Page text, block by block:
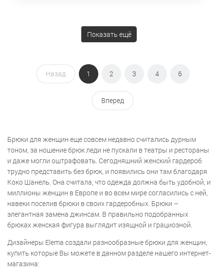
Показать ещё
Назад 1 2 3 4 6
Вперед
Брюки для женщин еще совсем недавно считались дурным
тоном, за ношение брюк леди не пускали в театры и рестораны
и даже могли оштрафовать. Сегодняшний женский гардероб
трудно представить без брюк, и появились они там благодаря
Коко Шанель. Она считала, что одежда должна быть удобной, и
миллионы женщин в Европе и во всем мире согласились с ней,
навеки поселив брюки в своих гардеробных. Брюки –
элегантная замена джинсам. В правильно подобранных
брюках женская фигура выглядит изящной и грациозной.
Дизайнеры Elema создали разнообразные брюки для женщин,
купить которые Вы можете в данном разделе нашего интернет-
магазина: